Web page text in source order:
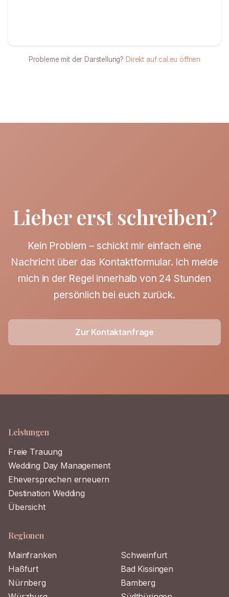
Probleme mit der Darstellung? Direkt auf cal.eu öffnen
Lieber erst schreiben?
Kein Problem – schickt mir einfach eine
Nachricht über das Kontaktformular. Ich melde
mich in der Regel innerhalb von 24 Stunden
persönlich bei euch zurück.
Zur Kontaktanfrage
Leistungen
Freie Trauung
Wedding Day Management
Eheversprechen erneuern
Destination Wedding
Übersicht
Regionen
Mainfranken
Haßfurt
Nürnberg
Schweinfurt
Bad Kissingen
Bamberg